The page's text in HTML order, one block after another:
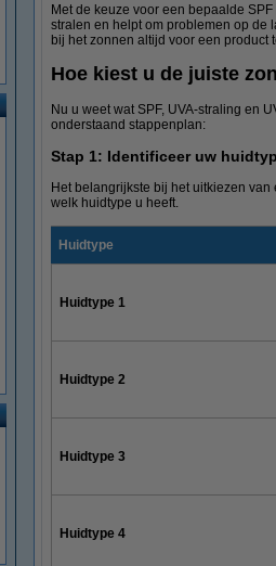
Met de keuze voor een bepaalde
stralen en helpt om problemen op de
bij het zonnen altijd voor een product
Hoe kiest u de juiste
Nu u weet wat SPF, UVA-straling en
onderstaand stappenplan:
Stap 1: Identificeer uw
Het belangrijkste bij het uitkiezen
welk huidtype u heeft.
Huidtype
Huidtype 1
Huidtype 2
Huidtype 3
Huidtype 4